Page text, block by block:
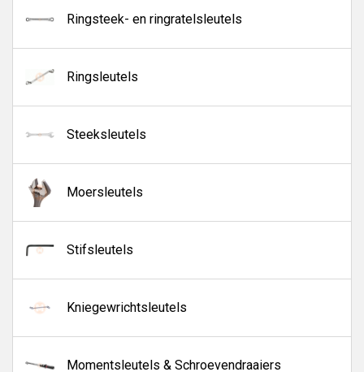
Ringsteek- en ringratelsleutels
Ringsleutels
Steeksleutels
Moersleutels
Stifsleutels
Kniegewrichtsleutels
Momentsleutels & Schroevendraaiers